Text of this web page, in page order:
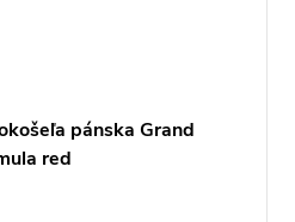
pánska Grand
red